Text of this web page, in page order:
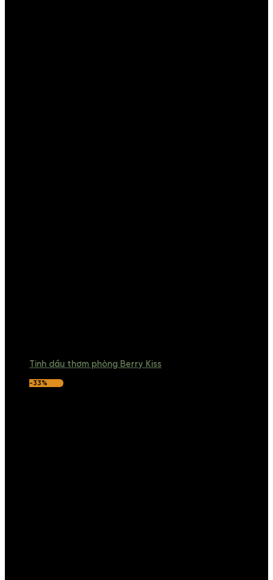
Tinh dầu thơm phòng Berry Kiss
-33%